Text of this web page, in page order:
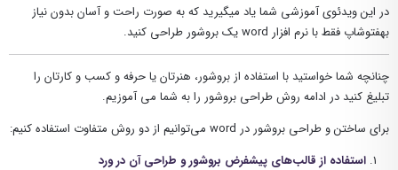
در این ویدئوی آموزشی شما یاد میگیرید که به صورت راحت و آسان بدون نیاز
بهفتوشاپ فقط با نرم افزار word یک بروشور طراحی کنید.
چنانچه شما خواستید با استفاده از بروشور، هنرتان یا حرفه و کسب و کارتان را
تبلیغ کنید در ادامه روش طراحی بروشور را به شما می آموزیم.
برای ساختن و طراحی بروشور در word می‌توانیم از دو روش متفاوت استفاده کنیم:
استفاده از قالب‌های پیشفرض بروشور و طراحی آن در ورد